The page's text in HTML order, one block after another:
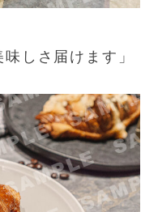
しさ届けます」